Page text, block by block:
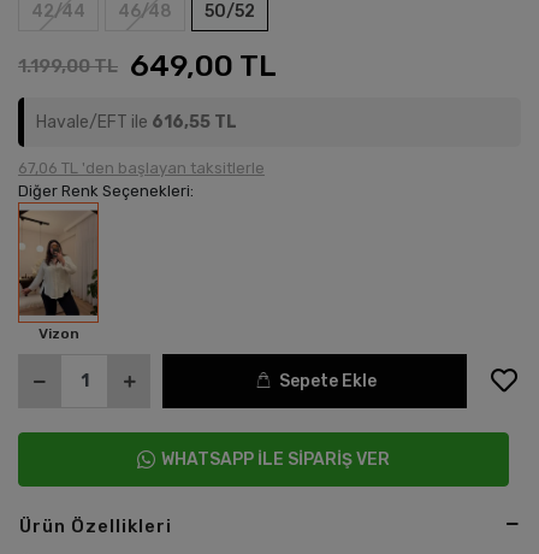
42/44 46/48 50/52
1.199,00 TL 649,00 TL
Havale/EFT ile 616,55 TL
67,06 TL 'den başlayan taksitlerle
Diğer Renk Seçenekleri:
Vizon
Sepete Ekle
WHATSAPP İLE SİPARİŞ VER
Ürün Özellikleri